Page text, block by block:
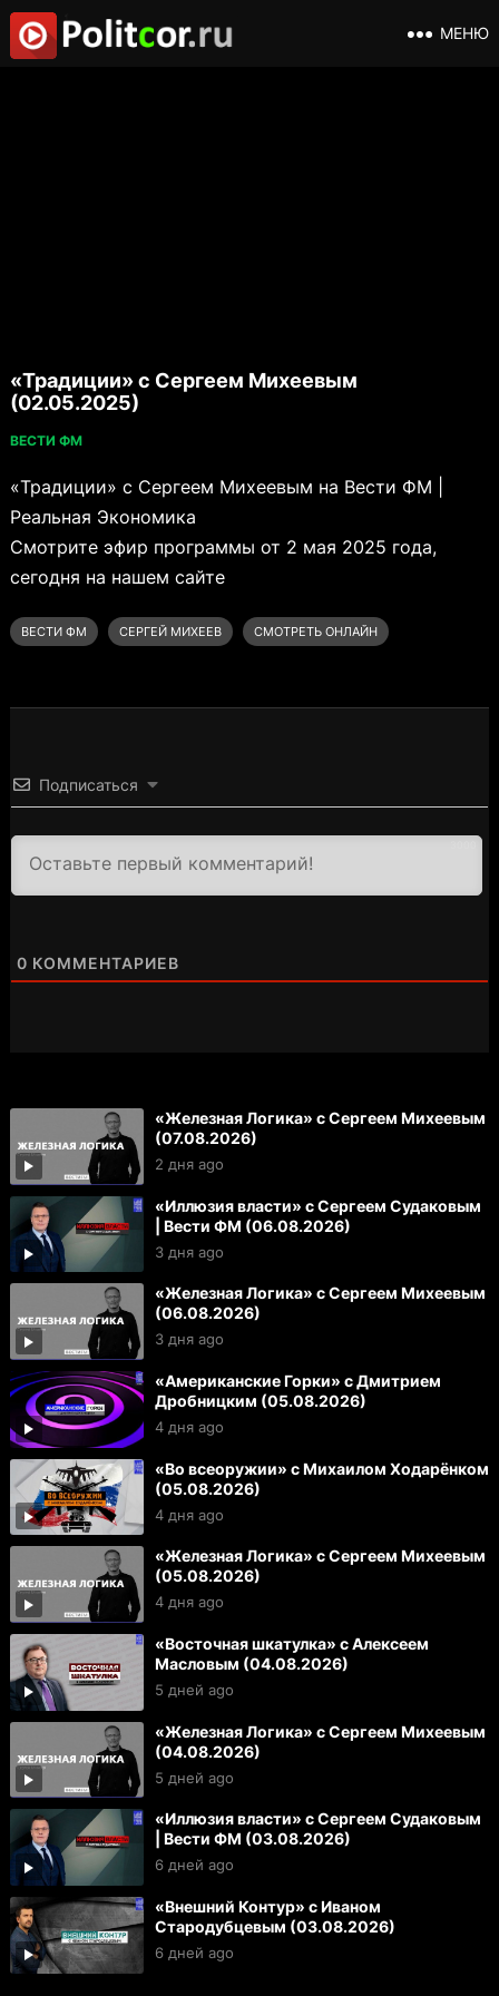
МЕНЮ
«Традиции» с Сергеем Михеевым
(02.05.2025)
ВЕСТИ ФМ
«Традиции» с Сергеем Михеевым на Вести ФМ |
Реальная Экономика
Смотрите эфир программы от 2 мая 2025 года,
сегодня на нашем сайте
ВЕСТИ ФМ СЕРГЕЙ МИХЕЕВ СМОТРЕТЬ ОНЛАЙН
Подписаться
0 КОММЕНТАРИЕВ
«Железная Логика» с Сергеем Михеевым
(07.08.2026)
2 дня ago
«Иллюзия власти» с Сергеем Судаковым
| Вести ФМ (06.08.2026)
3 дня ago
«Железная Логика» с Сергеем Михеевым
(06.08.2026)
3 дня ago
«Американские Горки» с Дмитрием
Дробницким (05.08.2026)
4 дня ago
«Во всеоружии» с Михаилом Ходарёнком
(05.08.2026)
4 дня ago
«Железная Логика» с Сергеем Михеевым
(05.08.2026)
4 дня ago
«Восточная шкатулка» с Алексеем
Масловым (04.08.2026)
5 дней ago
«Железная Логика» с Сергеем Михеевым
(04.08.2026)
5 дней ago
«Иллюзия власти» с Сергеем Судаковым
| Вести ФМ (03.08.2026)
6 дней ago
«Внешний Контур» с Иваном
Стародубцевым (03.08.2026)
6 дней ago